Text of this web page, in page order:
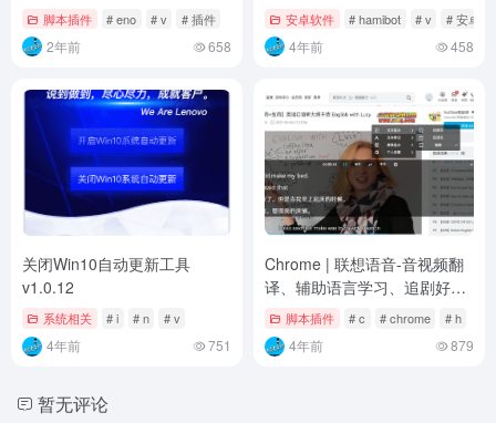
脚本插件 # eno # v # 插件
2年前 658
安卓软件 # hamibot # v # 安卓
4年前 458
关闭Win10自动更新工具
v1.0.12
系统相关 # i # n # v
4年前 751
Chrome | 联想语音-音视频翻
译、辅助语言学习、追剧好帮
手 v1.5.4
脚本插件 # c # chrome # h
4年前 879
暂无评论